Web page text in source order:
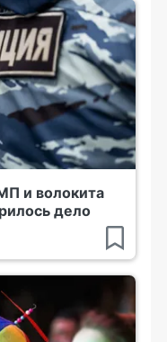
и волокита
дело